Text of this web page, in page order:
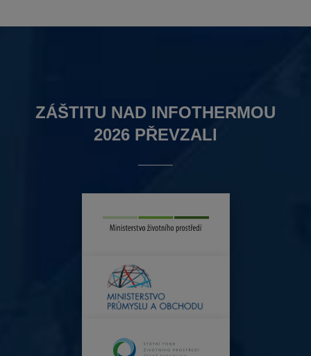
ZÁŠTITU NAD INFOTHERMOU
2026 PŘEVZALI